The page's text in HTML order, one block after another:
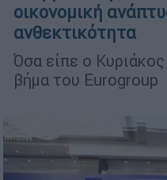
οικονομική
ανθεκτικότητα
Όσα είπε ο
βήμα του Eurogroup